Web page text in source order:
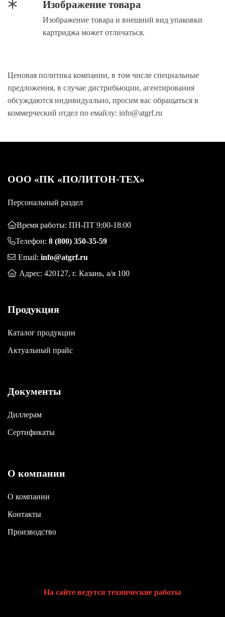
Изображение товара
Изображение товара и внешний вид упаковки
картриджа может отличаться.
Ценовая политика компании, в том числе специальные
предложения, в случае дистрибьюции, агентирования
обсуждаются индивидуально, просим вас обращаться в
коммерческий отдел по емайлу: info@atgrf.ru
OOO «ПК «ПОЛИТОН-ТЕХ»
Персональный раздел
Время работы: ПН-ПТ 9:00-18:00
Телефон: 8 (800) 350-35-59
Email: info@atgrf.ru
Адрес: 420127, г. Казань, а/я 100
Продукция
Каталог продукции
Актуальный прайс
Документы
Диллерам
Сертификаты
О компании
О компании
Контакты
Производство
На сайте ведутся технические работы